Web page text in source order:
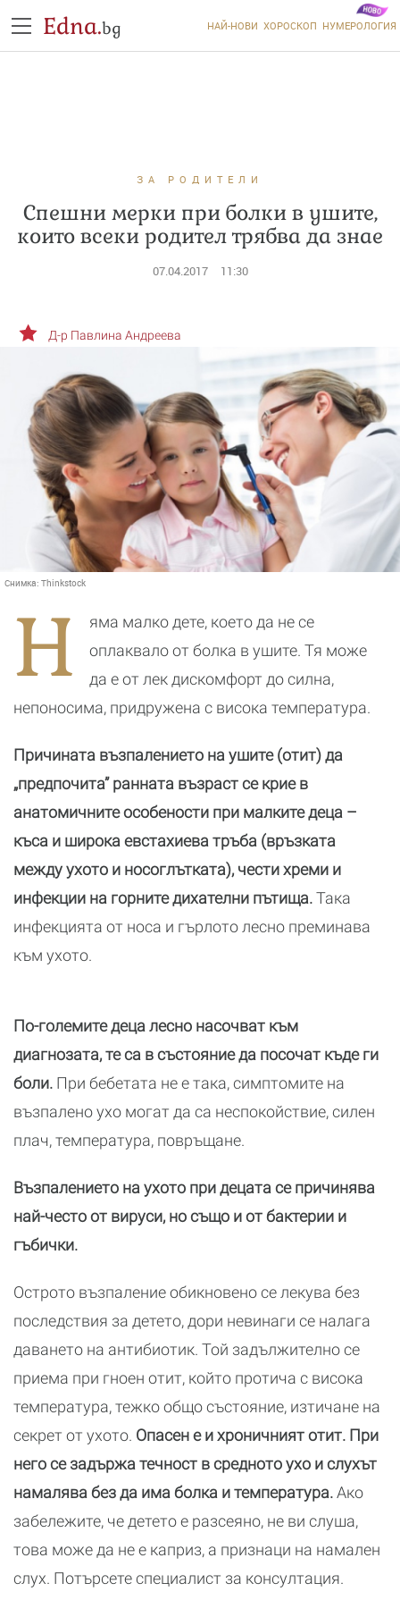
Edna.bg НАЙ-НОВИ ХОРОСКОП НУМЕРОЛОГИЯ
ЗА РОДИТЕЛИ
Спешни мерки при болки в ушите,
които всеки родител трябва да знае
07.04.2017 11:30
Снимка: Thinkstock
Д-р Павлина Андреева
Н
яма малко дете, което да не се
оплаквало от болка в ушите. Тя може
да е от лек дискомфорт до силна,
непоносима, придружена с висока температура.
Причината възпалението на ушите (отит) да
„предпочита” ранната възраст се крие в
анатомичните особености при малките деца –
къса и широка евстахиева тръба (връзката
между ухото и носоглътката), чести хреми и
инфекции на горните дихателни пътища.Така
инфекцията от носа и гърлото лесно преминава
към ухото.
По-големите деца лесно насочват към
диагнозата, те са в състояние да посочат къде ги
боли. При бебетата не е така, симптомите на
възпалено ухо могат да са неспокойствие, силен
плач, температура, повръщане.
Възпалението на ухото при децата се причинява
най-често от вируси, но също и от бактерии и
гъбички.
Острото възпаление обикновено се лекува без
последствия за детето, дори невинаги се налага
даването на антибиотик. Той задължително се
приема при гноен отит, който протича с висока
температура, тежко общо състояние, изтичане на
секрет от ухото. Опасен е и хроничният отит. При
него се задържа течност в средното ухо и слухът
намалява без да има болка и температура.Ако
забележите, че детето е разсеяно, не ви слуша,
това може да не е каприз, а признаци на намален
слух. Потърсете специалист за консултация.